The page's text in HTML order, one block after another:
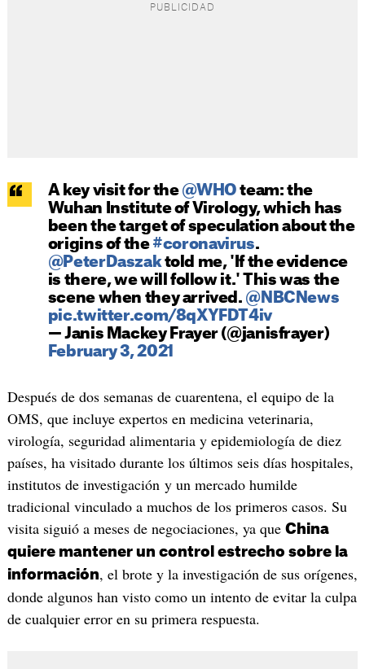
A key visit for the @WHO team: the
Wuhan Institute of Virology, which has
been the target of speculation about the
origins of the #coronavirus.
@PeterDaszak⁩ told me, 'If the evidence
is there, we will follow it.' ⁦This was the
scene when they arrived. @NBCNews
pic.twitter.com/8qXYFDT4iv
— Janis Mackey Frayer (@janisfrayer)
February 3, 2021
Después de dos semanas de cuarentena, el equipo de la
OMS, que incluye expertos en medicina veterinaria,
virología, seguridad alimentaria y epidemiología de diez
países, ha visitado durante los últimos seis días hospitales,
institutos de investigación y un mercado humilde
tradicional vinculado a muchos de los primeros casos. Su
visita siguió a meses de negociaciones, ya que China
quiere mantener un control estrecho sobre la
información, el brote y la investigación de sus orígenes,
donde algunos han visto como un intento de evitar la culpa
de cualquier error en su primera respuesta.